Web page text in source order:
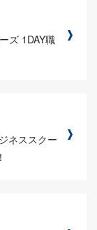
ズ 1DAY職
ネススクー